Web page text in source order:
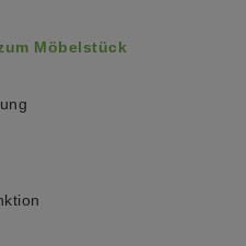
Möbelstück